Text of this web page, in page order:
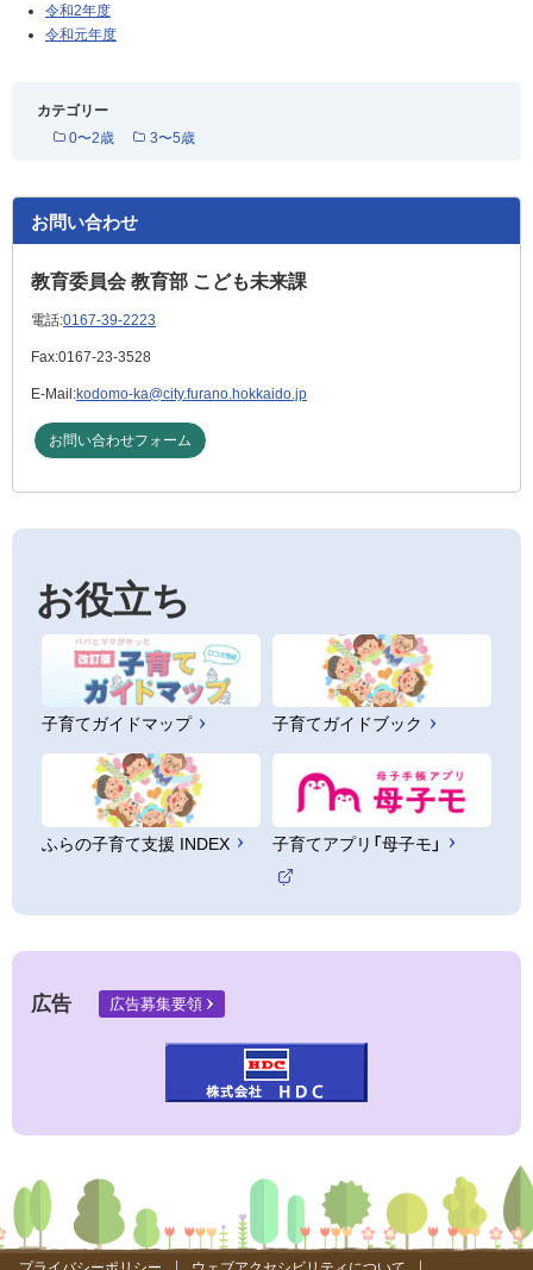
令和2年度
令和元年度
カテゴリー
0〜2歳
3〜5歳
お問い合わせ
教育委員会 教育部 こども未来課
電話:0167-39-2223
Fax:0167-23-3528
E-Mail:kodomo-ka@city.furano.hokkaido.jp
お問い合わせフォーム
お役立ち
子育てガイドマップ 子育てガイドブック
ふらの子育て支援 INDEX 子育てアプリ「母子モ」
外
サ
広告 広告募集要領